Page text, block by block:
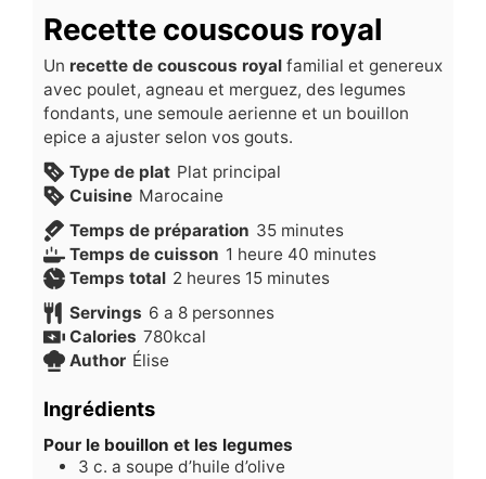
Recette couscous royal
Un recette de couscous royal familial et genereux
avec poulet, agneau et merguez, des legumes
fondants, une semoule aerienne et un bouillon
epice a ajuster selon vos gouts.
Type de plat Plat principal
Cuisine Marocaine
Temps de préparation 35minutes
minutes
Temps de cuisson 1 heure
heure 40minutes
minutes
Temps total 2heures
heures 15minutes
minutes
Servings 6 a 8 personnes
Calories 780kcal
Author Élise
Ingrédients
Pour le bouillon et les legumes
3 c. a soupe d’huile d’olive